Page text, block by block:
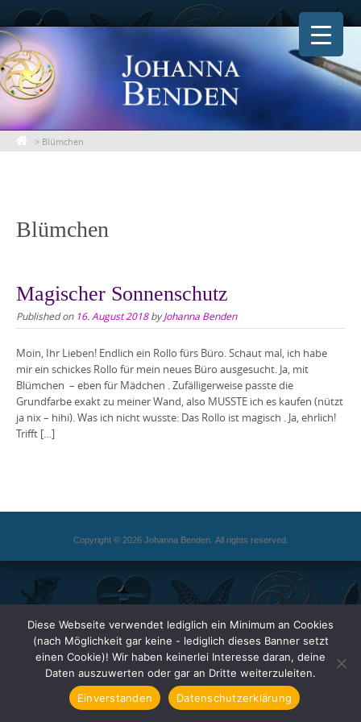
Skip
to
content
> Blümchen
Blümchen
Magischer Sonnenschutz
Published on 16. August 2018byJohanna Benden
Moin, Ihr Lieben! Endlich ein Rollo fürs Büro. Schaut mal, ich habe
mir ein schickes Rollo für mein neues Büro ausgesucht. Ja, mit
Blümchen – eben für Mädchen . Zufälligerweise passte die
Grundfarbe exakt zu meiner Wand, also MUSSTE ich es kaufen (nützt
ja nix – hihi). Was ich nicht wusste: Das Rollo ist magisch . Ja, ehrlich!
Trifft […]
Copyright © 2026 Johanna Benden. All rights reserved.
Diese Webseite verwendet lediglich ein Minimum an Cookies
(nach Möglichkeit gar keine - lediglich dieses Banner setzt
einen Cookie)! Wir haben keinerlei Interesse daran, deine
Daten auszuwerten oder gar an Dritte weiterzuleiten.
Einverstanden
Datenschutzerklärung